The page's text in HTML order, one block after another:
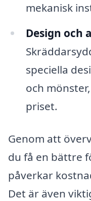
mekanisk
Design och
speciella
och
priset.
Genom att
du få en bättre
påverkar
Det är även